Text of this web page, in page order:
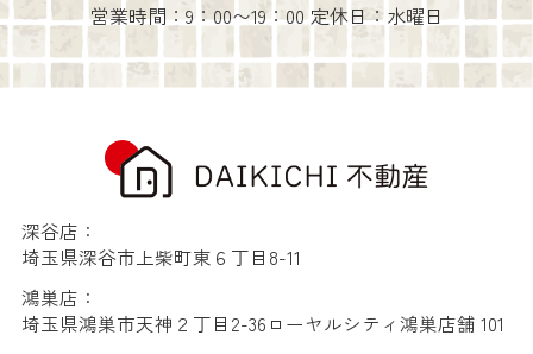
営業時間：9：00〜19：00 定休日：水曜日
深谷店：
埼玉県深谷市上柴町東６丁目8-11
鴻巣店：
埼玉県鴻巣市天神２丁目2-36ローヤルシティ鴻巣店舗 101